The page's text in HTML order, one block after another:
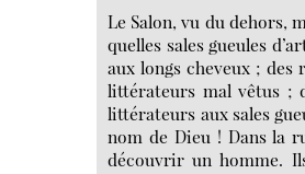
Le Salon, vu du dehors,
quelles sales gueules
aux longs cheveux ;
littérateurs mal vêtus ;
littérateurs aux sales
nom de Dieu ! Dans la
découvrir un homme.